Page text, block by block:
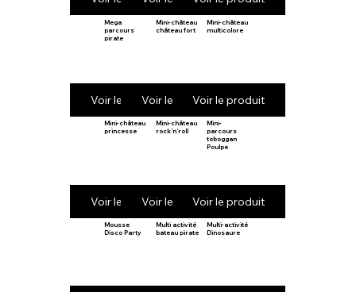
Mega
parcours
pirate
Voir le produit
Mini-château
château fort
Voir le produit
Mini-château
multicolore
Voir le produit
Mini-château
princesse
Voir le produit
Mini-château
rock’n’roll
Voir le produit
Mini-
parcours
toboggan
Poulpe
Voir le produit
Mousse
Disco Party
Multi activité
bateau pirate
Multi-activité
Dinosaure